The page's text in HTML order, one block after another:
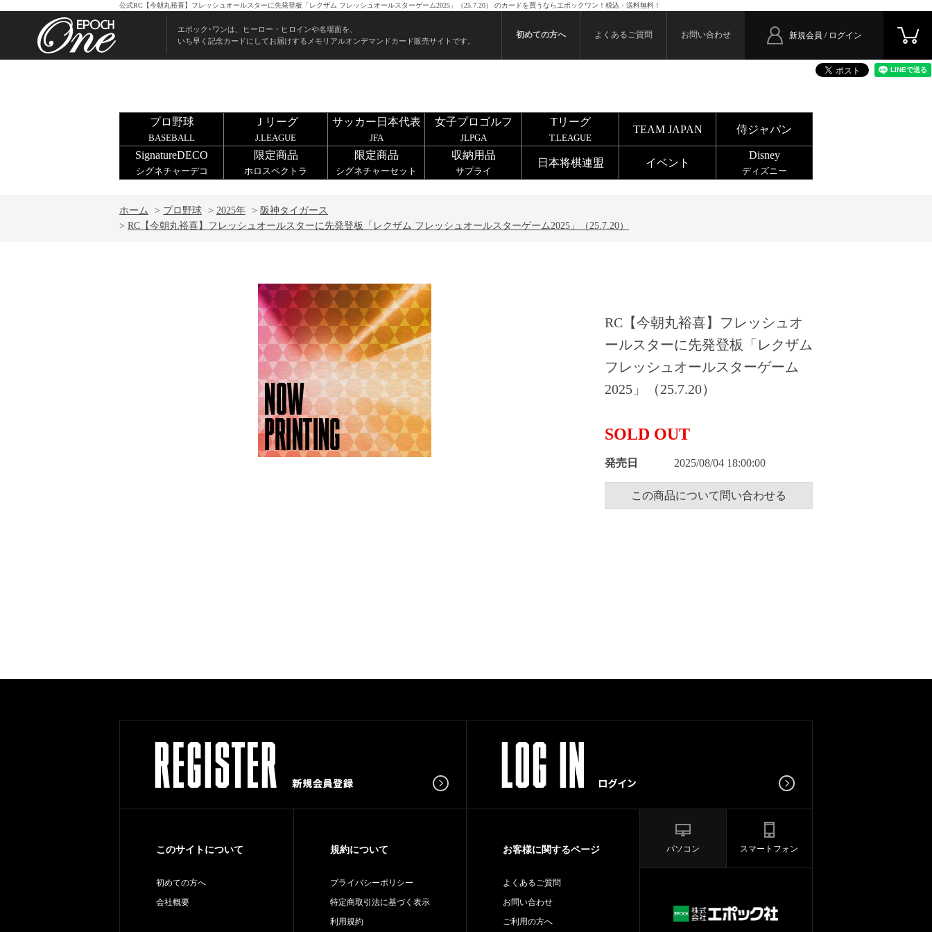
公式RC【今朝丸裕喜】フレッシュオールスターに先発登板「レクザム フレッシュオールスターゲーム2025」（25.7.20） のカードを買うならエポックワン！税込・送料無料！
エポック･ワンは、ヒーロー・ヒロインや名場面を、
いち早く記念カードにしてお届けするメモリアルオンデマンドカード販売サイトです。
新規会員 / ログイン
初めての方へ よくあるご質問 お問い合わせ
プロ野球
BASEBALL
Ｊリーグ
J.LEAGUE
サッカー日本代表
JFA
女子プロゴルフ
JLPGA
Tリーグ
T.LEAGUE
TEAM JAPAN 侍ジャパン
SignatureDECO
シグネチャーデコ
限定商品
ホロスペクトラ
限定商品
シグネチャーセット
収納用品
サプライ
日本将棋連盟 イベント
Disney
ディズニー
ホーム > プロ野球 > 2025年 > 阪神タイガース
> RC【今朝丸裕喜】フレッシュオールスターに先発登板「レクザム フレッシュオールスターゲーム2025」（25.7.20）
RC【今朝丸裕喜】フレッシュオ
ールスターに先発登板「レクザム
フレッシュオールスターゲーム
2025」（25.7.20）
SOLD OUT
発売日 2025/08/04 18:00:00
この商品について問い合わせる
このサイトについて
初めての方へ
会社概要
規約について
プライバシーポリシー
特定商取引法に基づく表示
利用規約
お客様に関するページ
よくあるご質問
お問い合わせ
ご利用の方へ
パソコン スマートフォン